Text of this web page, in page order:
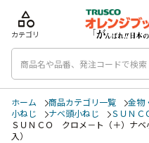
category
カテゴリ
ホーム 商品カテゴリ一覧 金物
小ねじ
ナベ頭小ねじ
ＳＵＮ
ＳＵＮＣＯ クロメ－ト（＋）ナ
入）